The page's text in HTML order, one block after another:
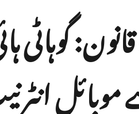
موبائل